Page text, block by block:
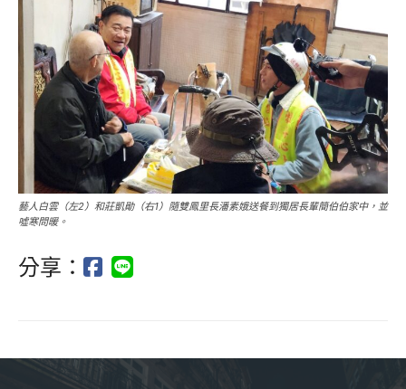
藝人白雲（左2）和莊凱勛（右1）隨雙鳳里長潘素娥送餐到獨居長輩簡伯伯家中，並
噓寒問暖。
分享：